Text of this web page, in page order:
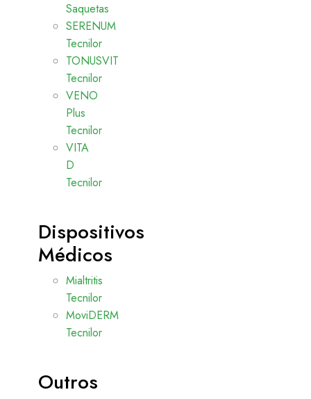
Saquetas
SERENUM
Tecnilor
TONUSVIT
Tecnilor
VENO
Plus
Tecnilor
VITA
D
Tecnilor
Dispositivos
Médicos
Mialtritis
Tecnilor
MoviDERM
Tecnilor
Outros